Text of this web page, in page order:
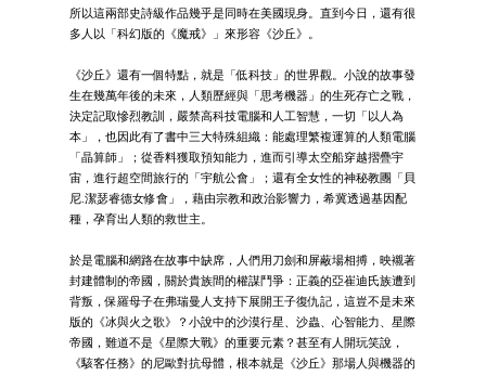
所以這兩部史詩級作品幾乎是同時在美國現身。直到今日，還有很
多人以「科幻版的《魔戒》」來形容《沙丘》。
《沙丘》還有一個特點，就是「低科技」的世界觀。小說的故事發
生在幾萬年後的未來，人類歷經與「思考機器」的生死存亡之戰，
決定記取慘烈教訓，嚴禁高科技電腦和人工智慧，一切「以人為
本」，也因此有了書中三大特殊組織：能處理繁複運算的人類電腦
「晶算師」；從香料獲取預知能力，進而引導太空船穿越摺疊宇
宙，進行超空間旅行的「宇航公會」；還有全女性的神秘教團「貝
尼.潔瑟睿德女修會」，藉由宗教和政治影響力，希冀透過基因配
種，孕育出人類的救世主。
於是電腦和網路在故事中缺席，人們用刀劍和屏蔽場相搏，映襯著
封建體制的帝國，關於貴族間的權謀鬥爭：正義的亞崔迪氏族遭到
背叛，保羅母子在弗瑞曼人支持下展開王子復仇記，這豈不是未來
版的《冰與火之歌》？小說中的沙漠行星、沙蟲、心智能力、星際
帝國，難道不是《星際大戰》的重要元素？甚至有人開玩笑說，
《駭客任務》的尼歐對抗母體，根本就是《沙丘》那場人與機器的